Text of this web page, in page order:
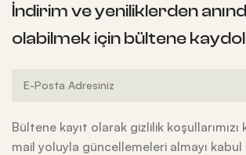
İndirim ve yeniliklerden
olabilmek için bültene
Bültene kayıt olarak gizlilik
mail yoluyla güncellemeleri almayı kabul